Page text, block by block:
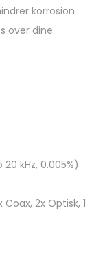
korrosion
over dine
kHz, 0.005%)
2x Optisk, 1